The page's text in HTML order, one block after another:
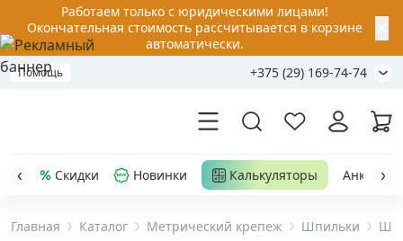
Работаем только с юридическими лицами!
Окончательная стоимость рассчитывается в корзине
автоматически.
Помощь +375 (29) 169-74-74
Акции
Скидки Новинки Калькуляторы Анкер-
Главная Каталог Метрический крепеж Шпильки